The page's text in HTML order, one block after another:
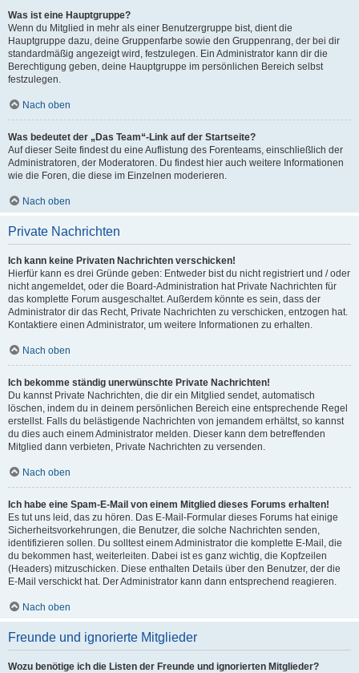
Was ist eine Hauptgruppe?
Wenn du Mitglied in mehr als einer Benutzergruppe bist, dient die
Hauptgruppe dazu, deine Gruppenfarbe sowie den Gruppenrang, der bei dir
standardmäßig angezeigt wird, festzulegen. Ein Administrator kann dir die
Berechtigung geben, deine Hauptgruppe im persönlichen Bereich selbst
festzulegen.
Nach oben
Was bedeutet der „Das Team“-Link auf der Startseite?
Auf dieser Seite findest du eine Auflistung des Forenteams, einschließlich der
Administratoren, der Moderatoren. Du findest hier auch weitere Informationen
wie die Foren, die diese im Einzelnen moderieren.
Nach oben
Private Nachrichten
Ich kann keine Privaten Nachrichten verschicken!
Hierfür kann es drei Gründe geben: Entweder bist du nicht registriert und / oder
nicht angemeldet, oder die Board-Administration hat Private Nachrichten für
das komplette Forum ausgeschaltet. Außerdem könnte es sein, dass der
Administrator dir das Recht, Private Nachrichten zu verschicken, entzogen hat.
Kontaktiere einen Administrator, um weitere Informationen zu erhalten.
Nach oben
Ich bekomme ständig unerwünschte Private Nachrichten!
Du kannst Private Nachrichten, die dir ein Mitglied sendet, automatisch
löschen, indem du in deinem persönlichen Bereich eine entsprechende Regel
erstellst. Falls du belästigende Nachrichten von jemandem erhältst, so kannst
du dies auch einem Administrator melden. Dieser kann dem betreffenden
Mitglied dann verbieten, Private Nachrichten zu versenden.
Nach oben
Ich habe eine Spam-E-Mail von einem Mitglied dieses Forums erhalten!
Es tut uns leid, das zu hören. Das E-Mail-Formular dieses Forums hat einige
Sicherheitsvorkehrungen, die Benutzer, die solche Nachrichten senden,
identifizieren sollen. Du solltest einem Administrator die komplette E-Mail, die
du bekommen hast, weiterleiten. Dabei ist es ganz wichtig, die Kopfzeilen
(Headers) mitzuschicken. Diese enthalten Details über den Benutzer, der die
E-Mail verschickt hat. Der Administrator kann dann entsprechend reagieren.
Nach oben
Freunde und ignorierte Mitglieder
Wozu benötige ich die Listen der Freunde und ignorierten Mitglieder?